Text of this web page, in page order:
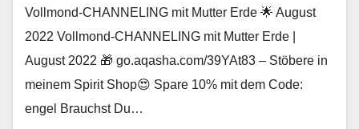
Vollmond-CHANNELING mit Mutter Erde 🌟 August
2022 Vollmond-CHANNELING mit Mutter Erde |
August 2022 🎁 go.aqasha.com/39YAt83 – Stöbere in
meinem Spirit Shop😍 Spare 10% mit dem Code:
engel Brauchst Du…